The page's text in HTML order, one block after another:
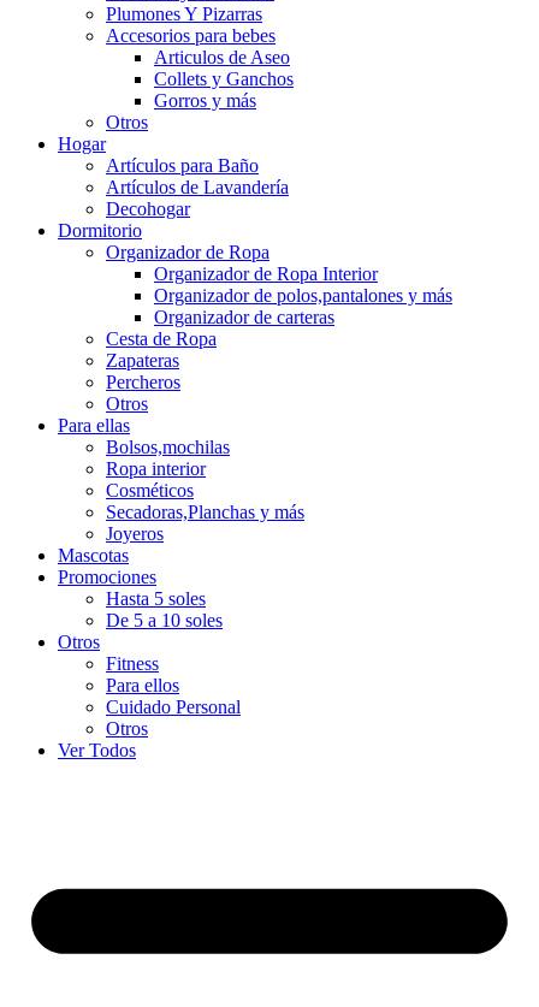
Plumones Y Pizarras
Accesorios para bebes
Articulos de Aseo
Collets y Ganchos
Gorros y más
Otros
Hogar
Artículos para Baño
Artículos de Lavandería
Decohogar
Dormitorio
Organizador de Ropa
Organizador de Ropa Interior
Organizador de polos,pantalones y más
Organizador de carteras
Cesta de Ropa
Zapateras
Percheros
Otros
Para ellas
Bolsos,mochilas
Ropa interior
Cosméticos
Secadoras,Planchas y más
Joyeros
Mascotas
Promociones
Hasta 5 soles
De 5 a 10 soles
Otros
Fitness
Para ellos
Cuidado Personal
Otros
Ver Todos